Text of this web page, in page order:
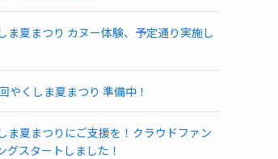
ま夏まつり カヌー体験、予定通り実施し
やくしま夏まつり 準備中！
ま夏まつりにご支援を！クラウドファン
グスタートしました！